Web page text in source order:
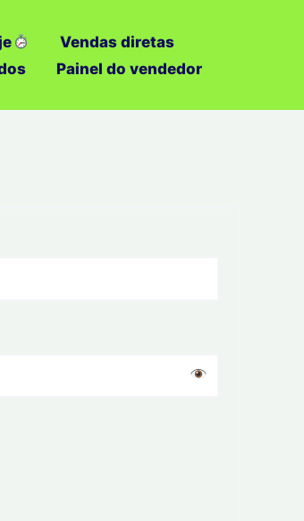
Vendas diretas
Painel do vendedor